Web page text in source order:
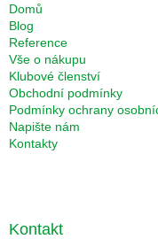
Domů
Blog
Reference
Vše o nákupu
Klubové členství
Obchodní podmínky
Podmínky ochrany
Napište nám
Kontakty
Kontakt